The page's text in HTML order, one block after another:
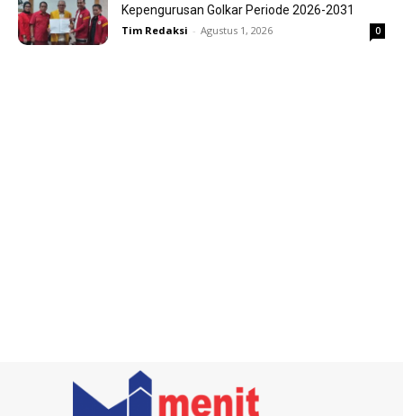
Kepengurusan Golkar Periode 2026-2031
Tim Redaksi - Agustus 1, 2026 0